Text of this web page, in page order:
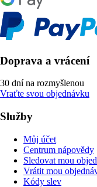
Doprava a vrácení
30 dní na rozmyšlenou
Vraťte svou objednávku
Služby
Můj účet
Centrum nápovědy
Sledovat mou
Vrátit mou
Kódy slev